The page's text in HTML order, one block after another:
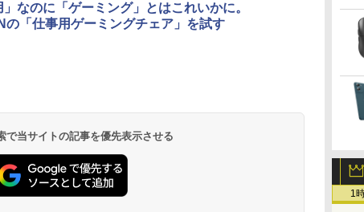
1
」なのに「ゲーミング」とはこれいかに。
の「仕事用ゲーミングチェア」を試す
で当サイトの記事を優先表示させる